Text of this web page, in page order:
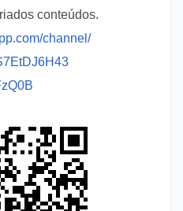
conteúdos.
channel/